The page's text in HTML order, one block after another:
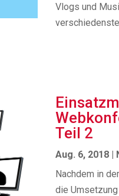
Vlogs und
Teil 2
Aug. 6, 2018 |
Nachdem in
die